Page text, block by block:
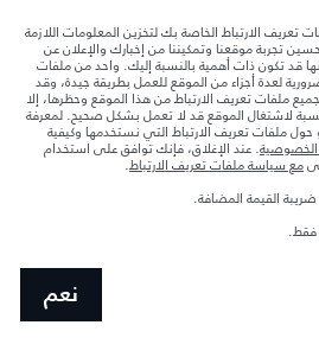
المذكورة على هذا الموقع قد تختلف من بلد إلى
الرجاء التواصل مع وكيلنا المحلي للتأكد من توفّرها
إن النقص العالمي في أشباه الموصلات يؤثر حاليًا
وتوقيتات التصاميم. هذا ظرف ديناميكي
المستخدَمة ضمن موقع الويب حاليًا المواصفات الحالية
والحلية ومجموعات الألوان. يرجى استشارة وكيلك الذي
للسماح لك باتخاذ قرار مدروس
المصنع الرسمية وفقاً لتشريعات الاتحاد الأوروبي. قد
عن ذلك المتحقق في تلك الاختبارات كما أن هذه
في عام 2026
تعريف الارتباط الخاصة بك لتخزين المعلومات اللازمة
تجربة موقعنا وتمكيننا من إخبارك والإعلان عن
قد تكون ذات أهمية بالنسبة إليك. واحد من ملفات
لعدة أجزاء من الموقع للعمل بطريقة جيدة، وقد
ملفات تعريف الارتباط من هذا الموقع وحظرها، إلا
لاشتغال الموقع قد لا تعمل بشكل صحيح. لمعرفة
أو حول ملفات تعريف الارتباط التي نستخدمها وكيفية
. عند الإغلاق، فإنك توافق على استخدام
مع سياسة ملفات تعريف الارتباط.
نعم
ابقَ على اطلاع